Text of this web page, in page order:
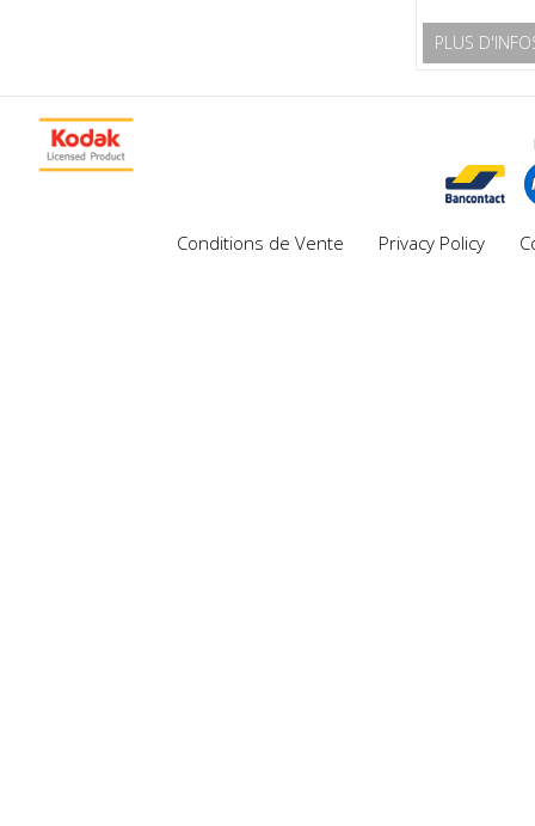
PLUS
Conditions de Vente Privacy Policy